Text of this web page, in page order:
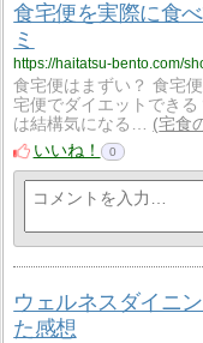
食宅便を実際に食
ミ
https://haitatsu-bento.com/
食宅便はまずい？ 食宅
宅便でダイエットでき
は結構気になる…
宅食
いいね！
0
ウェルネスダイニ
た感想